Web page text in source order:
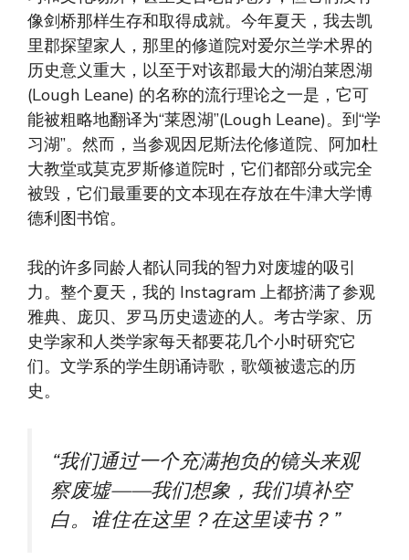
像剑桥那样生存和取得成就。今年夏天，我去凯
里郡探望家人，那里的修道院对爱尔兰学术界的
历史意义重大，以至于对该郡最大的湖泊莱恩湖
(Lough Leane) 的名称的流行理论之一是，它可
能被粗略地翻译为“莱恩湖”(Lough Leane)。到“学
习湖”。然而，当参观因尼斯法伦修道院、阿加杜
大教堂或莫克罗斯修道院时，它们都部分或完全
被毁，它们最重要的文本现在存放在牛津大学博
德利图书馆。
我的许多同龄人都认同我的智力对废墟的吸引
力。整个夏天，我的 Instagram 上都挤满了参观
雅典、庞贝、罗马历史遗迹的人。考古学家、历
史学家和人类学家每天都要花几个小时研究它
们。文学系的学生朗诵诗歌，歌颂被遗忘的历
史。
“我们通过一个充满抱负的镜头来观
察废墟——我们想象，我们填补空
白。谁住在这里？在这里读书？”